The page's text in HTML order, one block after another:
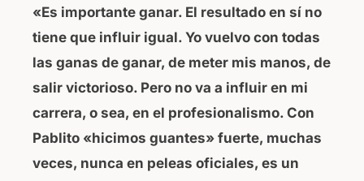
«Es importante ganar. El resultado en sí no
tiene que influir igual. Yo vuelvo con todas
las ganas de ganar, de meter mis manos, de
salir victorioso. Pero no va a influir en mi
carrera, o sea, en el profesionalismo. Con
Pablito «hicimos guantes» fuerte, muchas
veces, nunca en peleas oficiales, es un